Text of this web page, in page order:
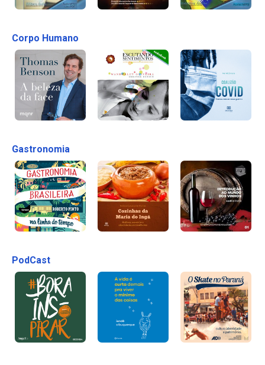
Corpo Humano
Gastronomia
PodCast